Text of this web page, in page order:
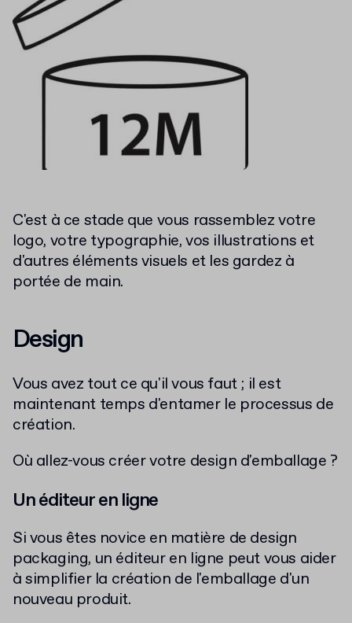
C'est à ce stade que vous rassemblez votre
logo, votre typographie, vos illustrations et
d'autres éléments visuels et les gardez à
portée de main.
Design
Vous avez tout ce qu'il vous faut ; il est
maintenant temps d'entamer le processus de
création.
Où allez-vous créer votre design d'emballage ?
Un éditeur en ligne
Si vous êtes novice en matière de design
packaging, un éditeur en ligne peut vous aider
à simplifier la création de l'emballage d'un
nouveau produit.